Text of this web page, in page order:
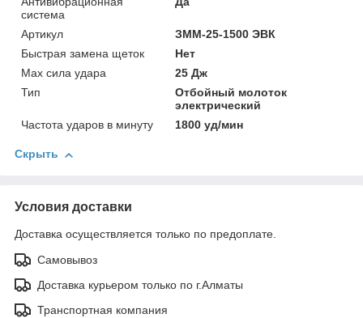
система
Артикул
ЗММ-25-1500 ЭВК
Быстрая замена щеток
Нет
Мах сила удара
25 Дж
Тип
Отбойный молоток
электрический
Частота ударов в минуту
1800 уд/мин
Скрыть
Условия доставки
Доставка осуществляется только по предоплате.
Самовывоз
Доставка курьером только по г.Алматы
Транспортная компания